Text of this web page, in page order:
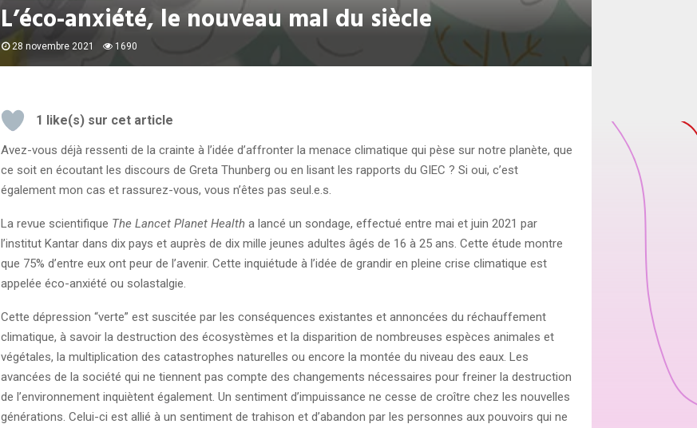
L’éco-anxiété, le nouveau mal du siècle
28 novembre 2021 1690
1 like(s) sur cet article
Avez-vous déjà ressenti de la crainte à l’idée d’affronter la menace climatique qui pèse sur notre planète, que
ce soit en écoutant les discours de Greta Thunberg ou en lisant les rapports du GIEC ? Si oui, c’est
également mon cas et rassurez-vous, vous n’êtes pas seul.e.s.
La revue scientifique The Lancet Planet Health a lancé un sondage, effectué entre mai et juin 2021 par
l’institut Kantar dans dix pays et auprès de dix mille jeunes adultes âgés de 16 à 25 ans. Cette étude montre
que 75% d’entre eux ont peur de l’avenir. Cette inquiétude à l’idée de grandir en pleine crise climatique est
appelée éco-anxiété ou solastalgie.
Cette dépression “verte” est suscitée par les conséquences existantes et annoncées du réchauffement
climatique, à savoir la destruction des écosystèmes et la disparition de nombreuses espèces animales et
végétales, la multiplication des catastrophes naturelles ou encore la montée du niveau des eaux. Les
avancées de la société qui ne tiennent pas compte des changements nécessaires pour freiner la destruction
de l’environnement inquiètent également. Un sentiment d’impuissance ne cesse de croître chez les nouvelles
générations. Celui-ci est allié à un sentiment de trahison et d’abandon par les personnes aux pouvoirs qui ne